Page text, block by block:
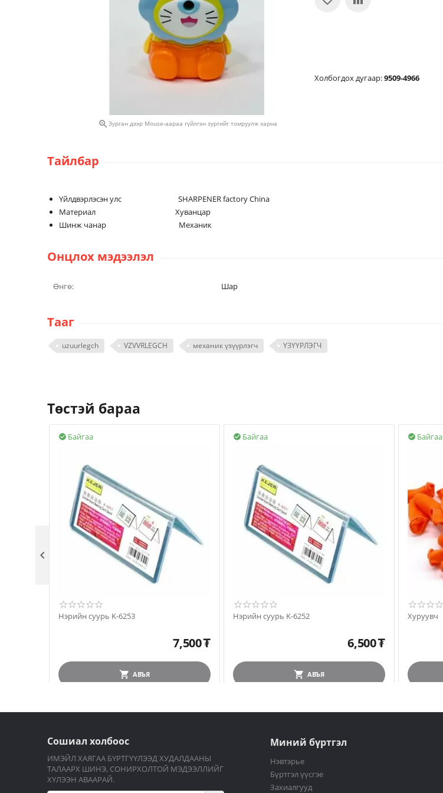
 Зурган дээр Mouse-аараа гүйлгэн зургийг томруулж харна
Холбогдох дугаар:9509-4966
Тайлбар
Үйлдвэрлэсэн улс SHARPENER factory China
Материал Хуванцар
Шинж чанар Механик
Онцлох мэдээлэл
Өнгө: Шар
Тааг
uzuurlegch VZVVRLEGCH механик үзүүрлэгч ҮЗҮҮРЛЭГЧ
Төстэй бараа
Байгаа

Нэрийн суурь K-6253
7,500₮
АВЪЯ
Байгаа

Нэрийн суурь K-6252
6,500₮
АВЪЯ
Байгаа

Хуруувч

Сошиал холбоос
ИМЭЙЛ ХАЯГАА БҮРТГҮҮЛЭЭД ХУДАЛДААНЫ
ТАЛААРХ ШИНЭ, СОНИРХОЛТОЙ МЭДЭЭЛЛИЙГ
ХҮЛЭЭН АВААРАЙ.
Миний бүртгэл
Нэвтэрье
Бүртгэл үүсгэе
Захиалгууд